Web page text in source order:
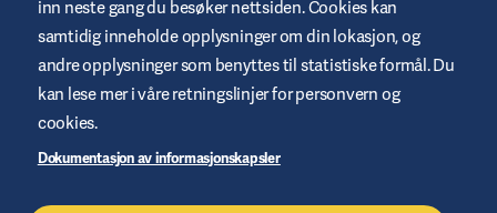
Retningslinjer for personvern
Cookies
Juridisk merknad
Håndtere cookies
inn neste gang du besøker nettsiden. Cookies kan
samtidig inneholde opplysninger om din lokasjon, og
andre opplysninger som benyttes til statistiske formål. Du
kan lese mer i våre retningslinjer for personvern og
cookies.
Dokumentasjon av informasjonskapsler